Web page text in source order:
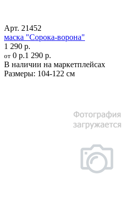
Арт. 21452
маска "Сорока-ворона"
1 290 р.
от 0 р.1 290 р.
В наличии на маркетплейсах
Размеры: 104-122 см